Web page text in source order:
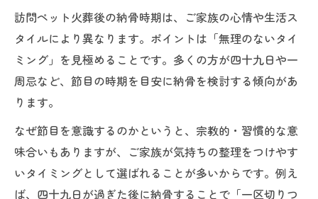
訪問ペット火葬後の納骨時期は、ご家族の心情や生活ス
タイルにより異なります。ポイントは「無理のないタイ
ミング」を見極めることです。多くの方が四十九日や一
周忌など、節目の時期を目安に納骨を検討する傾向があ
ります。
なぜ節目を意識するのかというと、宗教的・習慣的な意
味合いもありますが、ご家族が気持ちの整理をつけやす
いタイミングとして選ばれることが多いからです。例え
ば、四十九日が過ぎた後に納骨することで「一区切りつ